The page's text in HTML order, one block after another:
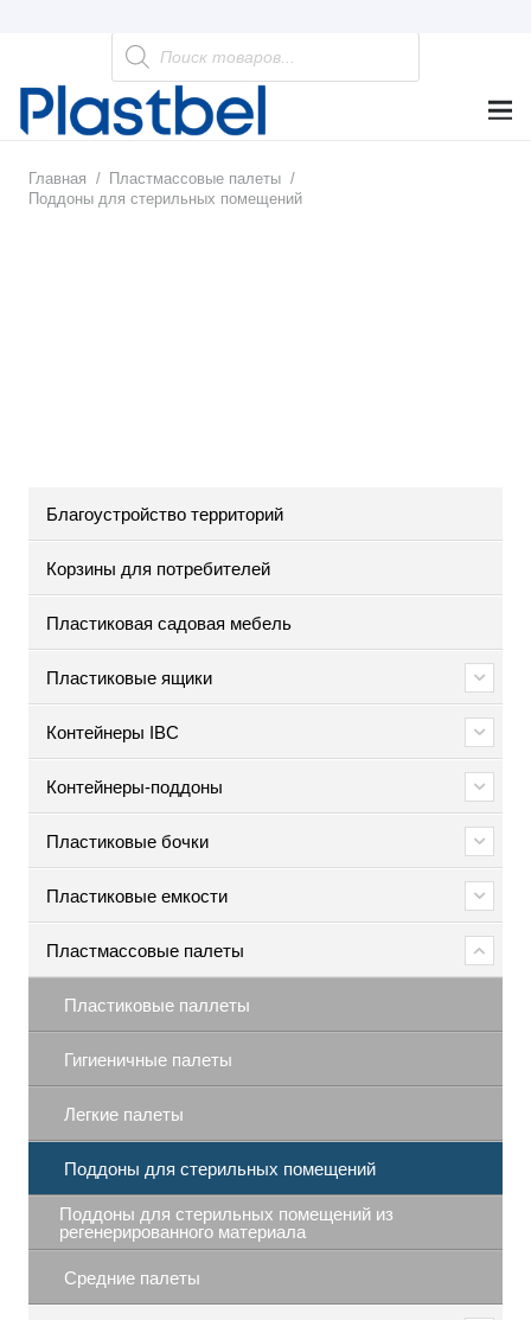
Поиск
товаров
Главная / Пластмассовые палеты /
Поддоны для стерильных помещений
Благоустройство территорий
Корзины для потребителей
Пластиковая садовая мебель
Пластиковые ящики
Контейнеры IBC
Контейнеры-поддоны
Пластиковые бочки
Пластиковые емкости
Пластмассовые палеты
Пластиковые паллеты
Гигиеничные палеты
Легкие палеты
Поддоны для стерильных помещений
Поддоны для стерильных помещений из
регенерированного материала
Средние палеты